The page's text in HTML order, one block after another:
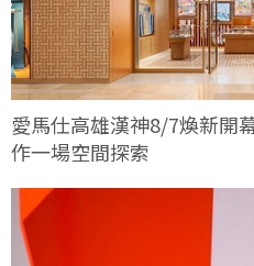
愛馬仕高雄漢神8/7煥新開
作一場空間探索